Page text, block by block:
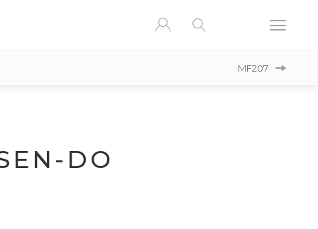
MF207
DO